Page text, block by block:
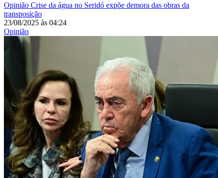
Opinião Crise da água no Seridó expõe demora das obras da
transposição
23/08/2025 às 04:24
Opinião